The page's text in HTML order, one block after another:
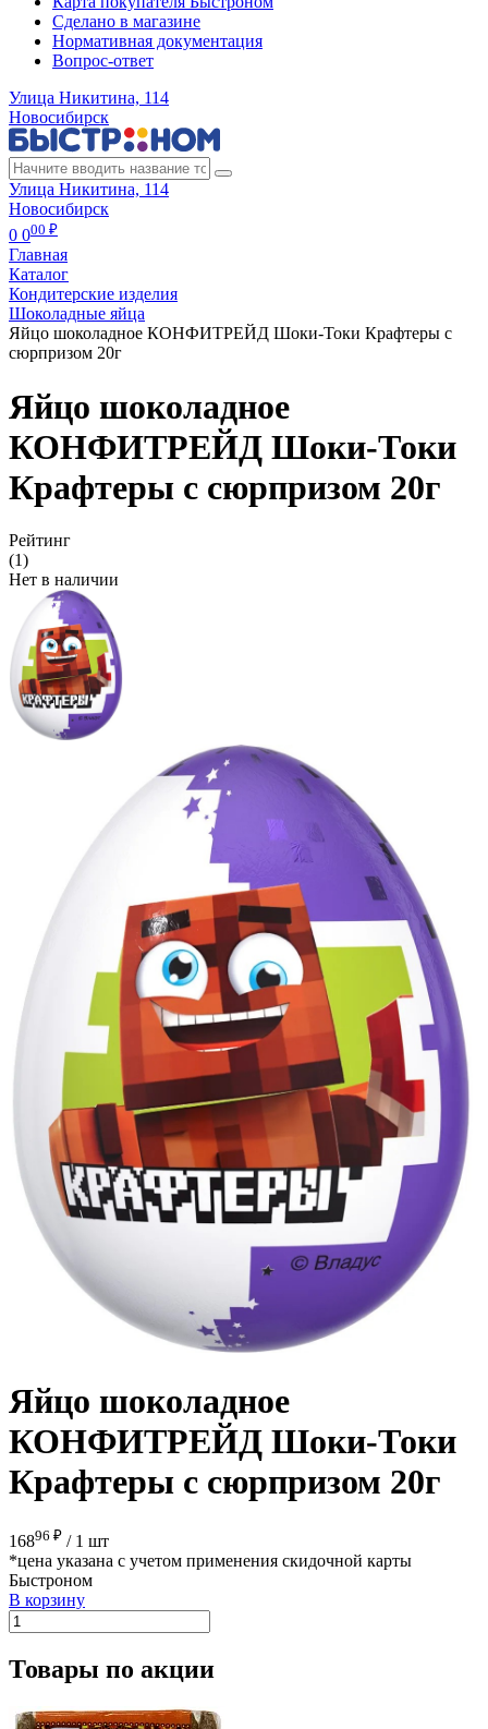
Сделано в магазине
Нормативная документация
Вопрос-ответ
Улица Никитина, 114
Новосибирск
Улица Никитина, 114
Новосибирск
0 000 ₽
Главная
Каталог
Кондитерские изделия
Шоколадные яйца
Яйцо шоколадное КОНФИТРЕЙД Шоки-Токи Крафтеры с
сюрпризом 20г
Яйцо шоколадное
КОНФИТРЕЙД Шоки-Токи
Крафтеры с сюрпризом 20г
Рейтинг
(1)
Нет в наличии
Яйцо шоколадное
КОНФИТРЕЙД Шоки-Токи
Крафтеры с сюрпризом 20г
16896 ₽ / 1 шт
*цена указана с учетом применения скидочной карты
Быстроном
В корзину
Товары по акции